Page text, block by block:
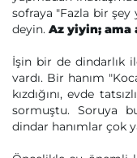
sofraya "Fazla bir
deyin. Az yiyin; ama
İşin bir de dindarlık
vardı. Bir hanım
kızdığını, evde
sormuştu. Soruya
dindar hanımlar çok